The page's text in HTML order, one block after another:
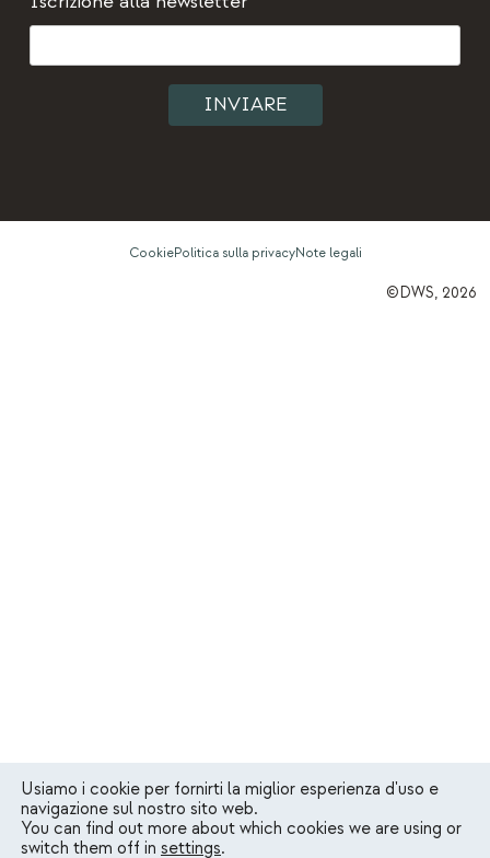
CookiePolitica sulla privacyNote legali
©DWS, 2026
Usiamo i cookie per fornirti la miglior esperienza d'uso e
navigazione sul nostro sito web.
You can find out more about which cookies we are using or
switch them off in settings.